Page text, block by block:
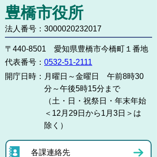
豊橋市役所
法人番号：3000020232017
〒440-8501 愛知県豊橋市今橋町１番地
代表番号： 0532-51-2111
開庁日時： 月曜日～金曜日 午前8時30
分～午後5時15分まで
（土・日・祝祭日・年末年始
＜12月29日から1月3日＞は
除く）
各課連絡先